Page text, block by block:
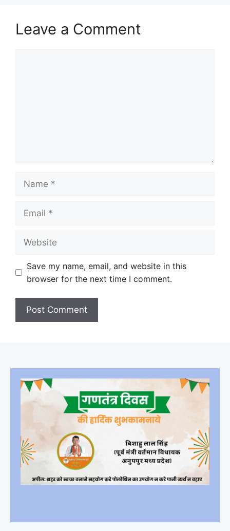
Leave a Comment
Save my name, email, and website in this
browser for the next time I comment.